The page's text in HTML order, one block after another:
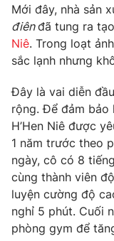
Câu chuyện quốc
Tài chính
Thị trường
Góc doanh nghiệp
Dữ liệu và đời
Truyền hình
Phim VTV
Hậu trường
Nhân vật
Khán giả
Giải sao mai
Giải trí
Điện ảnh
Âm nhạc
Sao
Đời sống
Du lịch
Làm đẹp
Chất lượng cuộc
Giáo dục
Tuyển sinh
Công nghệ
Mới đây, nhà sản
điênđã tung ra
Niê. Trong loạt
sắc lạnh nhưng
Đây là vai diễn
rộng. Để đảm bảo
H’Hen Niê được
1 năm trước theo
ngày, cô có 8
cùng thành viên
luyện cường độ
nghỉ 5 phút. Cuối
phòng gym để